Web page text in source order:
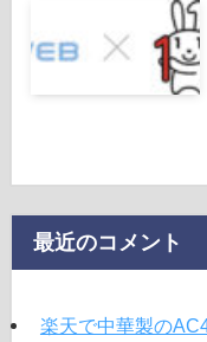
最近のコメント
楽天で中華製の